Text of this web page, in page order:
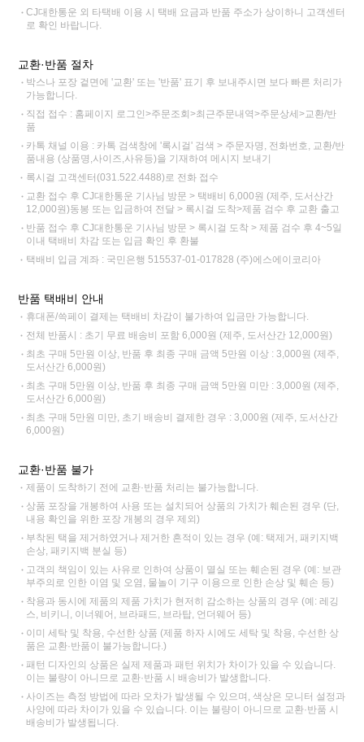
CJ대한통운 외 타택배 이용 시 택배 요금과 반품 주소가 상이하니 고객센터
로 확인 바랍니다.
교환·반품 절차
박스나 포장 겉면에 '교환' 또는 '반품' 표기 후 보내주시면 보다 빠른 처리가
가능합니다.
직접 접수 : 홈페이지 로그인>주문조회>최근주문내역>주문상세>교환/반
품
카톡 채널 이용 : 카톡 검색창에 '록시걸' 검색 > 주문자명, 전화번호, 교환/반
품내용 (상품명,사이즈,사유등)을 기재하여 메시지 보내기
록시걸 고객센터(031.522.4488)로 전화 접수
교환 접수 후 CJ대한통운 기사님 방문 > 택배비 6,000원 (제주, 도서산간
12,000원)동봉 또는 입금하여 전달 > 록시걸 도착>제품 검수 후 교환 출고
반품 접수 후 CJ대한통운 기사님 방문 > 록시걸 도착 > 제품 검수 후 4~5일
이내 택배비 차감 또는 입금 확인 후 환불
택배비 입금 계좌 : 국민은행 515537-01-017828 (주)에스에이코리아
반품 택배비 안내
휴대폰/쓱페이 결제는 택배비 차감이 불가하여 입금만 가능합니다.
전체 반품시 : 초기 무료 배송비 포함 6,000원 (제주, 도서산간 12,000원)
최초 구매 5만원 이상, 반품 후 최종 구매 금액 5만원 이상 : 3,000원 (제주,
도서산간 6,000원)
최초 구매 5만원 이상, 반품 후 최종 구매 금액 5만원 미만 : 3,000원 (제주,
도서산간 6,000원)
최초 구매 5만원 미만, 초기 배송비 결제한 경우 : 3,000원 (제주, 도서산간
6,000원)
교환·반품 불가
제품이 도착하기 전에 교환·반품 처리는 불가능합니다.
상품 포장을 개봉하여 사용 또는 설치되어 상품의 가치가 훼손된 경우 (단,
내용 확인을 위한 포장 개봉의 경우 제외)
부착된 택을 제거하였거나 제거한 흔적이 있는 경우 (예: 택제거, 패키지백
손상, 패키지백 분실 등)
고객의 책임이 있는 사유로 인하여 상품이 멸실 또는 훼손된 경우 (예: 보관
부주의로 인한 이염 및 오염, 물놀이 기구 이용으로 인한 손상 및 훼손 등)
착용과 동시에 제품의 제품 가치가 현저히 감소하는 상품의 경우 (예: 레깅
스, 비키니, 이너웨어, 브라패드, 브라탑, 언더웨어 등)
이미 세탁 및 착용, 수선한 상품 (제품 하자 시에도 세탁 및 착용, 수선한 상
품은 교환·반품이 불가능합니다.)
패턴 디자인의 상품은 실제 제품과 패턴 위치가 차이가 있을 수 있습니다.
이는 불량이 아니므로 교환·반품 시 배송비가 발생합니다.
사이즈는 측정 방법에 따라 오차가 발생될 수 있으며, 색상은 모니터 설정과
사양에 따라 차이가 있을 수 있습니다. 이는 불량이 아니므로 교환·반품 시
배송비가 발생됩니다.